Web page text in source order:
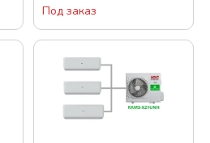
Под заказ